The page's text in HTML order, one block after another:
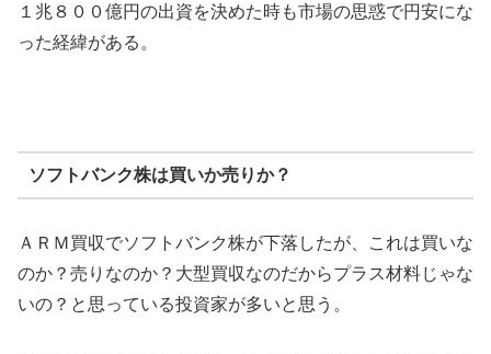
１兆８００億円の出資を決めた時も市場の思惑で円安にな
った経緯がある。
ソフトバンク株は買いか売りか？
ＡＲＭ買収でソフトバンク株が下落したが、これは買いな
のか？売りなのか？大型買収なのだからプラス材料じゃな
いの？と思っている投資家が多いと思う。